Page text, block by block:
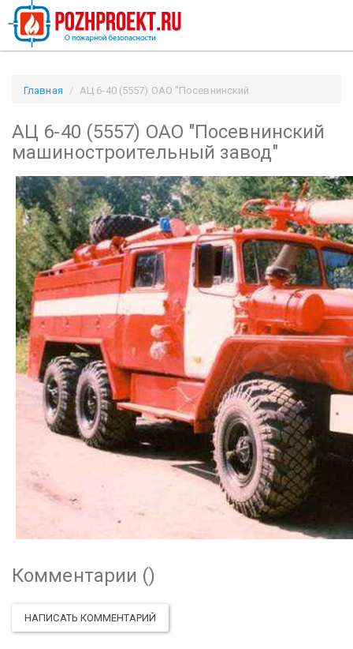
Главная
АЦ 6-40 (5557) ОАО "Посевнинский
АЦ 6-40 (5557) ОАО "Посевнинский
машиностроительный завод"
Комментарии ()
НАПИСАТЬ КОММЕНТАРИЙ